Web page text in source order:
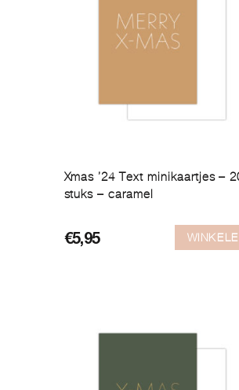
Xmas ’24 Text minikaartjes –
stuks – caramel
€5,95